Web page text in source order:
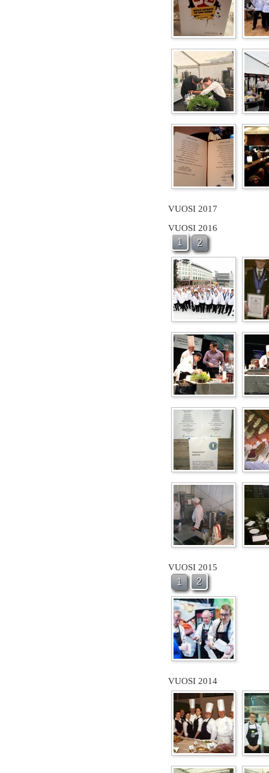
VUOSI 2017
VUOSI 2016
1 2
VUOSI 2015
1 2
VUOSI 2014